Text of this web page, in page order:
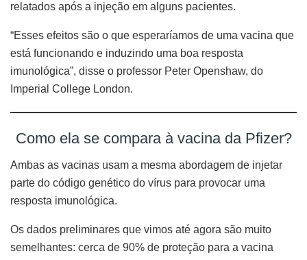
relatados após a injeção em alguns pacientes.
“Esses efeitos são o que esperaríamos de uma vacina que
está funcionando e induzindo uma boa resposta
imunológica”, disse o professor Peter Openshaw, do
Imperial College London.
Como ela se compara à vacina da Pfizer?
Ambas as vacinas usam a mesma abordagem de injetar
parte do código genético do vírus para provocar uma
resposta imunológica.
Os dados preliminares que vimos até agora são muito
semelhantes: cerca de 90% de proteção para a vacina